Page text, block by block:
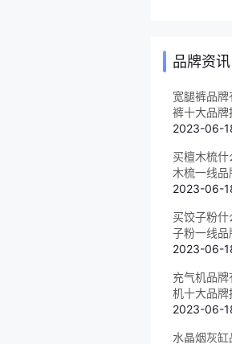
品牌资讯
宽腿裤品
裤十大品牌
2023-06-
买檀木梳
木梳一线品
2023-06-
买饺子粉
子粉一线品
2023-06-
充气机品
机十大品牌
2023-06-
水晶烟灰